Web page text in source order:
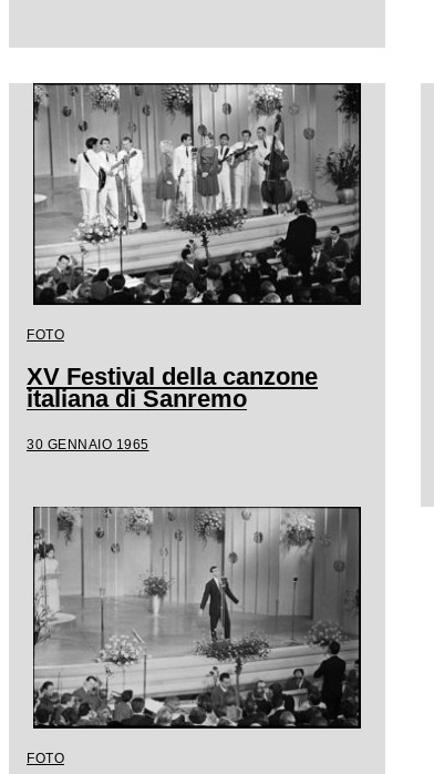
FOTO
XV Festival della canzone
italiana di Sanremo
30 GENNAIO 1965
FOTO